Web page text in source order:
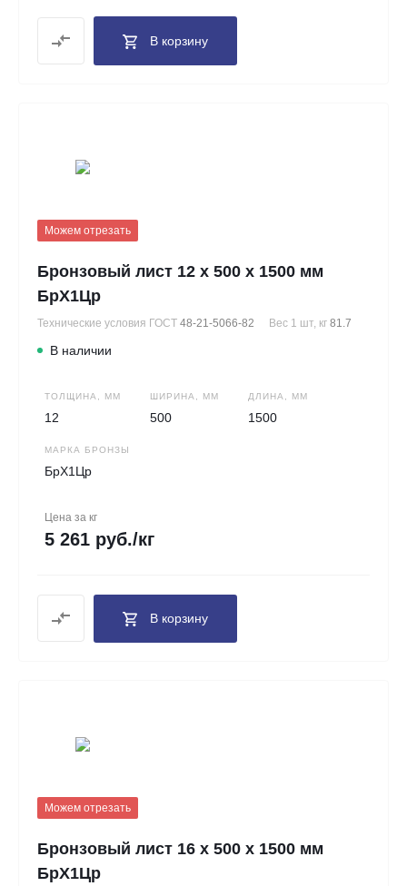
В корзину
Можем отрезать
Бронзовый лист 12 х 500 х 1500 мм
БрХ1Цр
Технические условия ГОСТ 48-21-5066-82 Вес 1 шт, кг 81.7
В наличии
ТОЛЩИНА, ММ
12
ШИРИНА, ММ
500
ДЛИНА, ММ
1500
МАРКА БРОНЗЫ
БрХ1Цр
Цена за кг
5 261 руб./кг
В корзину
Можем отрезать
Бронзовый лист 16 х 500 х 1500 мм
БрХ1Цр